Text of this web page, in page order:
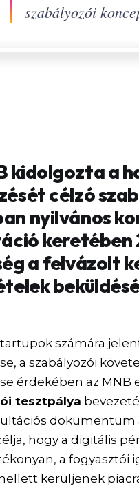
szabályozói
kidolgozta a
célzó
nyilvános
keretében
a felvázolt
számára
a szabályozói
érdekében az MNB
tesztpálya
dokumentum
hogy a digitális
a fogyasztói
kerüljenek